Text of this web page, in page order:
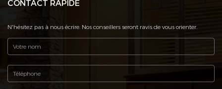
CONTACT RAPIDE
N'hésitez pas à nous écrire. Nos conseillers seront ravis de vous orienter.